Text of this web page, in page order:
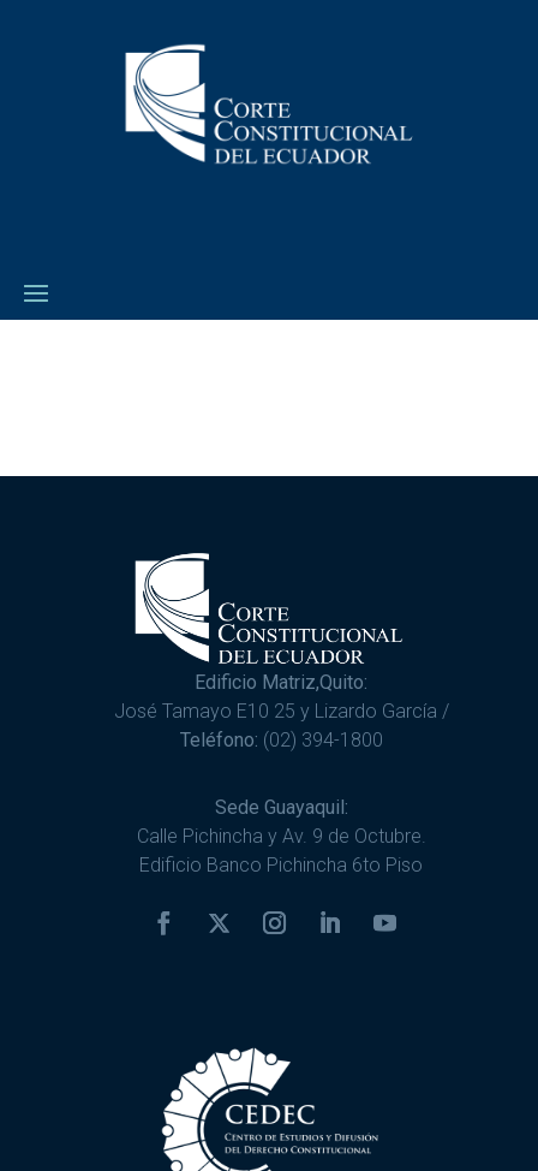
Edificio Matriz,Quito:
José Tamayo E10 25 y Lizardo García /
Teléfono: (02) 394-1800
Sede Guayaquil:
Calle Pichincha y Av. 9 de Octubre.
Edificio Banco Pichincha 6to Piso